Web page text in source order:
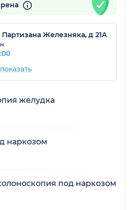
Партизана Железняка, д 21А
показать
желудка
наркозом
под наркозом